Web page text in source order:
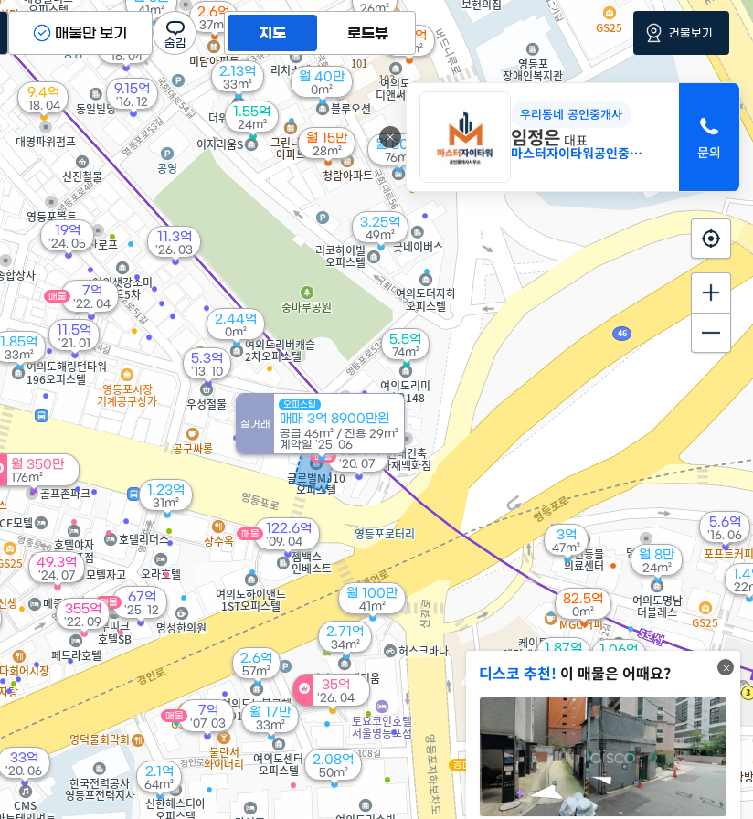
1.09억
26m²
경매
67억
'25. 12
매물
월 8만
24m²
월 2만
48m²
월 15만
28m²
7억
'07. 03
매물
3.25억
49m²
2.71억
39m²
2.08억
50m²
월 100만
41m²
17.6억
'11. 07
매물
월 17만
33m²
5.5억
74m²
1.87억
3억
47m²
7억
'22. 04
매물
41m²
월 58만
26m²
월 40만
0m²
26m²
1.23억
31m²
2.6억
57m²
월 350만
176m²
35억
'26. 04
122.6억
'09. 04
매물
2.1억
64m²
32.4억
'20. 07
매물
11.3억
'26. 03
2.13억
33m²
월 80만
76m²
1.85억
33m²
1.06억
실거래
오피스텔
매매 3억 8900만원
공급 46m² / 전용 29m²
계약일 '25. 06
49.3억
'24. 07
19억
'24. 05
1.55억
24m²
1.4
355억
'22. 09
82.5억
0m²
2.71억
34m²
2.6억
37m²
11.5억
'21. 01
2.44억
0m²
33억
'20. 06
9.4억
'18. 04
9.15억
'16. 12
5.6억
'16. 06
12.8억
'16. 04
5.3억
'13. 10
디스코 추천! 이 매물은 어때요?
우리동네 공인중개사
임정은 대표
마스터자이타워공인중개사사무소
지도 로드뷰
매물만 보기 건물보기